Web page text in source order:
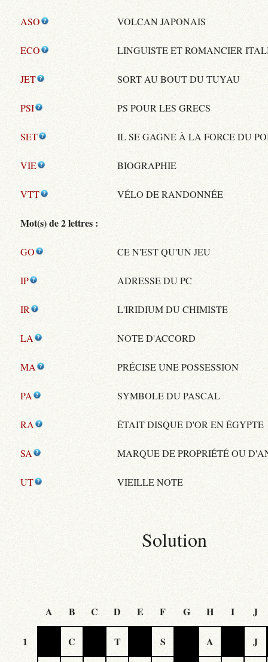
ASO VOLCAN JAPONAIS
ECO LINGUISTE ET ROMANCIER
JET SORT AU BOUT DU TUYAU
PSI PS POUR LES GRECS
SET IL SE GAGNE À LA FORCE DU
VIE BIOGRAPHIE
VTT VÉLO DE RANDONNÉE
Mot(s) de 2 lettres :
GO CE N'EST QU'UN JEU
IP ADRESSE DU PC
IR L'IRIDIUM DU CHIMISTE
LA NOTE D'ACCORD
MA PRÉCISE UNE POSSESSION
PA SYMBOLE DU PASCAL
RA ÉTAIT DISQUE D'OR EN ÉGYPTE
SA MARQUE DE PROPRIÉTÉ OU
UT VIEILLE NOTE
Solution
A B C D E F G H I J
1 C T S A J